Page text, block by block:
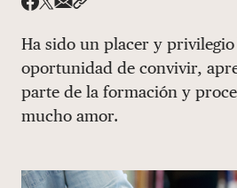
DONAR
Ha sido un placer y
oportunidad de convivir,
parte de la formación y
mucho amor.